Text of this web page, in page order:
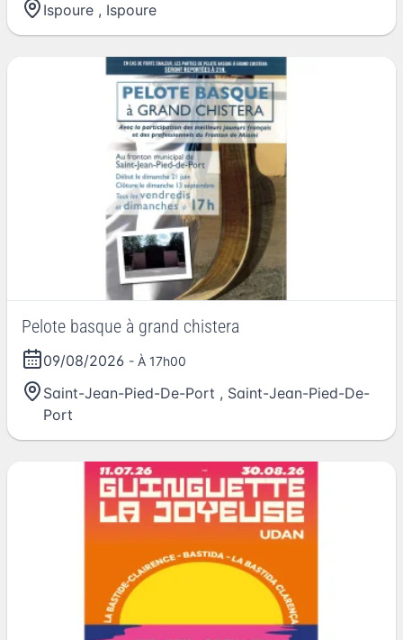
Ispoure , Ispoure
Pelote basque à grand chistera
09/08/2026 - À 17h00
Saint-Jean-Pied-De-Port , Saint-Jean-Pied-De-
Port